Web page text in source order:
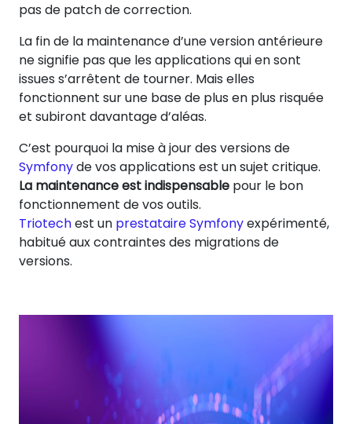
pas de patch de correction.
La fin de la maintenance d’une version antérieure
ne signifie pas que les applications qui en sont
issues s’arrêtent de tourner. Mais elles
fonctionnent sur une base de plus en plus risquée
et subiront davantage d’aléas.
C’est pourquoi la mise à jour des versions de
Symfonyde vos applications est un sujet critique.
La maintenance est indispensable pour le bon
fonctionnement de vos outils.
Triotechest un prestataire Symfonyexpérimenté,
habitué aux contraintes des migrations de
versions.